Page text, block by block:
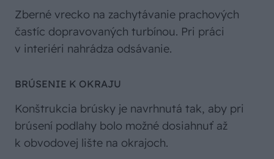
Zberné vrecko na zachytávanie prachových
častíc dopravovaných turbínou. Pri práci
v interiéri nahrádza odsávanie.
BRÚSENIE K OKRAJU
Konštrukcia brúsky je navrhnutá tak, aby pri
brúsení podlahy bolo možné dosiahnuť až
k obvodovej lište na okrajoch.